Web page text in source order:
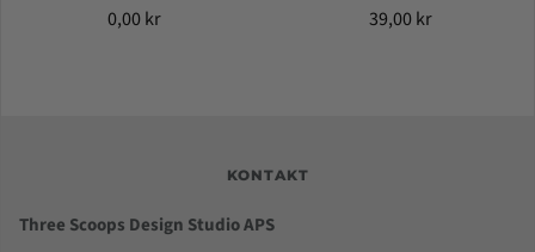
0,00 kr 39,00 kr
KONTAKT
Three Scoops Design Studio APS